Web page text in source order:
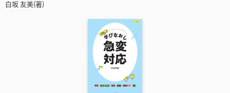
白坂 友美(著)